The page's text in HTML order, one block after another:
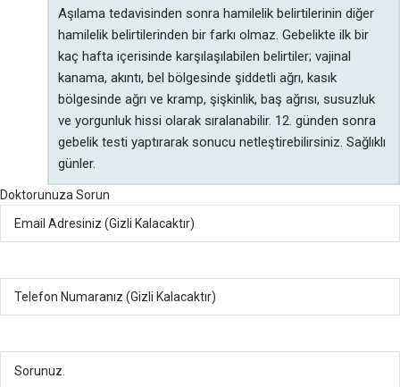
Aşılama tedavisinden sonra hamilelik belirtilerinin diğer
hamilelik belirtilerinden bir farkı olmaz. Gebelikte ilk bir
kaç hafta içerisinde karşılaşılabilen belirtiler; vajinal
kanama, akıntı, bel bölgesinde şiddetli ağrı, kasık
bölgesinde ağrı ve kramp, şişkinlik, baş ağrısı, susuzluk
ve yorgunluk hissi olarak sıralanabilir. 12. günden sonra
gebelik testi yaptırarak sonucu netleştirebilirsiniz. Sağlıklı
günler.
Doktorunuza Sorun